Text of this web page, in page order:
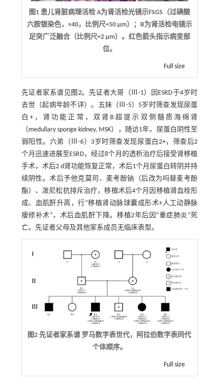
图1 患儿肾脏病理活检 A为肾活检光镜示FSGS（过碘酸
六胺银染色，×40，比例尺=50 μm）；B为肾活检电镜示
足突广泛融合（比例尺=2 μm）。红色箭头指示病变部
位。
Full size
先证者家系谱见图2。先证者大哥（Ⅲ-1）因ESRD于4岁时
去世（起病年龄不详）。五妹（Ⅲ-5）5岁时筛查发现尿蛋
白+，肾功能正常，双肾B超提示双侧髓质海绵肾
（medullary sponge kidney, MSK），随访1年，尿蛋白阴性至
弱阳性。六弟（Ⅲ-6）3岁时筛查发现尿蛋白2+，筛查后2
个月迅速进展至ESRD，经过8个月的透析治疗后接受肾移植
手术，术后2 d肾功能恢复正常，术后1个月尿蛋白转阴并持
续阴性。术后予他克莫司、麦考酚钠（后改为吗替麦考酚
酯）、泼尼松抗排斥治疗，移植术后4个月因移植肾血栓形
成、血肌酐升高，行“移植肾动脉球囊成形术+人工动静脉
瘘修补术”，术后血肌酐下降。移植2年后因“重症肺炎”死
亡。先证者父母及其他家系成员无临床表型。
图2 先证者家系谱 罗马数字表世代，阿拉伯数字表同代
个体顺序。
Full size